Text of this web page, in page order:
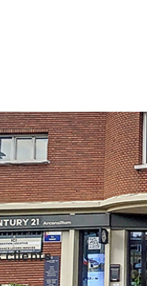
8,9/10
par
clients